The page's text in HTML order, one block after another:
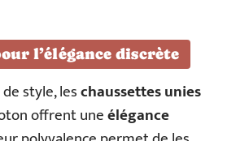
l’élégance discrète
style, leschaussettes unies
offrent uneélégance